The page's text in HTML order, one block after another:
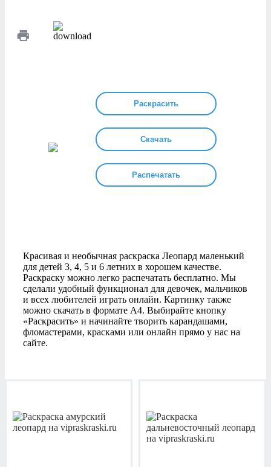
Раскрасить
Скачать
Распечатать
Красивая и необычная раскраска Леопард маленький
для детей 3, 4, 5 и 6 летних в хорошем качестве.
Раскраску можно легко распечатать бесплатно. Мы
сделали удобный функционал для девочек, мальчиков
и всех любителей играть онлайн. Картинку также
можно скачать в формате А4. Выбирайте кнопку
«Раскрасить» и начинайте творить карандашами,
фломастерами, красками или онлайн прямо у нас на
сайте.